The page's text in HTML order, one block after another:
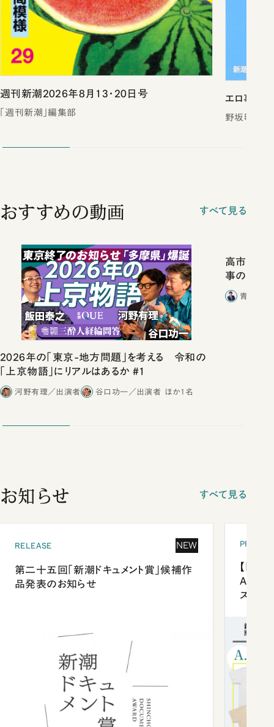
週刊新潮2026年8月13・20日号
「週刊新潮」編集部
エロ事師
野坂昭如／
おすすめの動画 すべて見る
2026年の「東京-地方問題」を考える 令和の
「上京物語」にリアルはあるか #1
河野有理／出演者 谷口功一／出演者 ほか1名
高市政権
事の“裏の
青山和
お知らせ すべて見る
RELEASE NEW
第二十五回「新潮ドキュメント賞」候補作
品発表のお知らせ
【「新
ズプレ